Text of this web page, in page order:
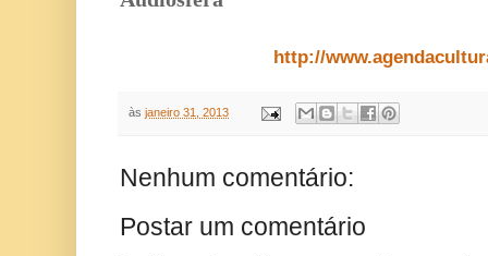
http://
às janeiro 31, 2013
Nenhum comentário:
Postar um comentário